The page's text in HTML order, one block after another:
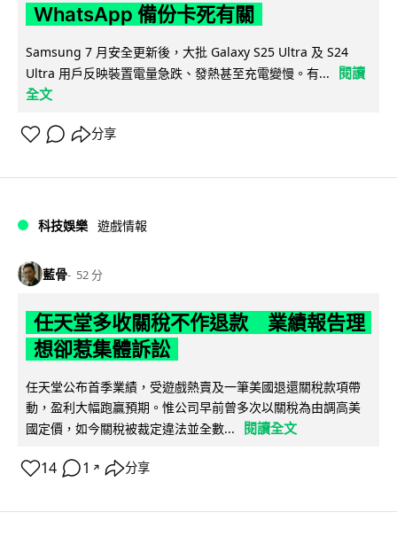
WhatsApp 備份卡死有關
Samsung 7 月安全更新後，大批 Galaxy S25 Ultra 及 S24
Ultra 用戶反映裝置電量急跌、發熱甚至充電變慢。有...
閱讀
全文
分享
科技娛樂 遊戲情報
藍骨 52 分
任天堂多收關稅不作退款 業績報告理
想卻惹集體訴訟
任天堂公布首季業績，受遊戲熱賣及一筆美國退還關稅款項帶
動，盈利大幅跑贏預期。惟公司早前曾多次以關稅為由調高美
國定價，如今關稅被裁定違法並全數...
閱讀全文
14 1 ↗ 分享